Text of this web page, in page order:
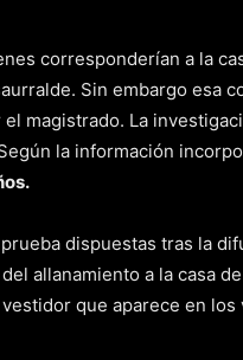
corresponderían a la
Sin embargo esa
magistrado. La
la información
dispuestas tras la
allanamiento a la casa
que aparece en